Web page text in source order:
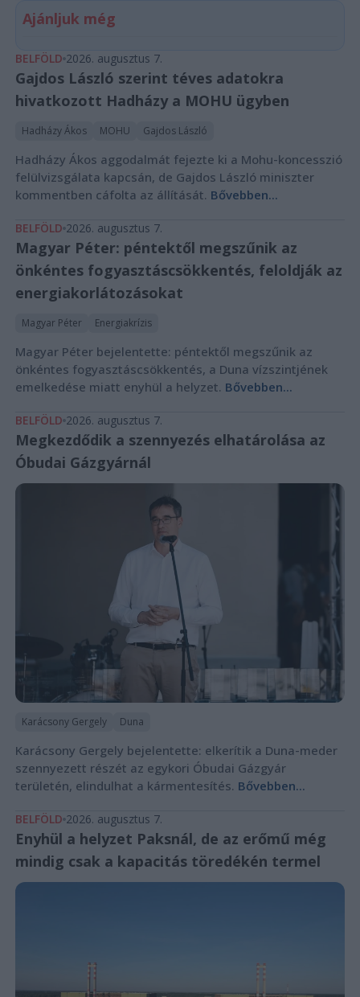
Ajánljuk még
BELFÖLD 2026. augusztus 7.
Gajdos László szerint téves adatokra
hivatkozott Hadházy a MOHU ügyben
Hadházy Ákos MOHU Gajdos László
Hadházy Ákos aggodalmát fejezte ki a Mohu-koncesszió
felülvizsgálata kapcsán, de Gajdos László miniszter
kommentben cáfolta az állítását. Bővebben...
BELFÖLD 2026. augusztus 7.
Magyar Péter: péntektől megszűnik az
önkéntes fogyasztáscsökkentés, feloldják az
energiakorlátozásokat
Magyar Péter Energiakrízis
Magyar Péter bejelentette: péntektől megszűnik az
önkéntes fogyasztáscsökkentés, a Duna vízszintjének
emelkedése miatt enyhül a helyzet. Bővebben...
BELFÖLD 2026. augusztus 7.
Megkezdődik a szennyezés elhatárolása az
Óbudai Gázgyárnál
Karácsony Gergely Duna
Karácsony Gergely bejelentette: elkerítik a Duna-meder
szennyezett részét az egykori Óbudai Gázgyár
területén, elindulhat a kármentesítés. Bővebben...
BELFÖLD 2026. augusztus 7.
Enyhül a helyzet Paksnál, de az erőmű még
mindig csak a kapacitás töredékén termel